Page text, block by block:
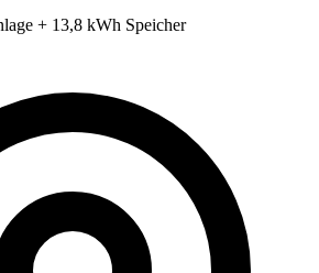
+ 13,8 kWh Speicher